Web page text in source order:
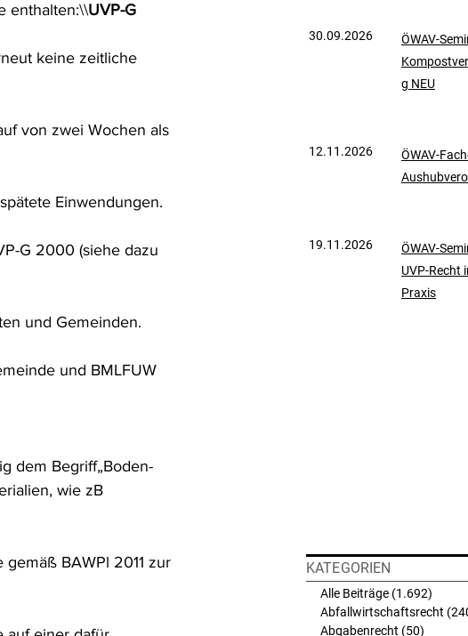
enthalten:\\UVP-G
keine zeitliche
von zwei Wochen als
Einwendungen.
G 2000 (siehe dazu
und Gemeinden.
und BMLFUW
dem Begriff„Boden-
wie zB
BAWPl 2011 zur
Alle Beiträge (1.692)
Abfallwirtschaftsrecht
Abgabenrecht (50)
30.09.2026
ÖWAV-
g NEU
12.11.2026
ÖWAV-
19.11.2026
ÖWAV-
UVP-Recht
Praxis
KATEGORIEN